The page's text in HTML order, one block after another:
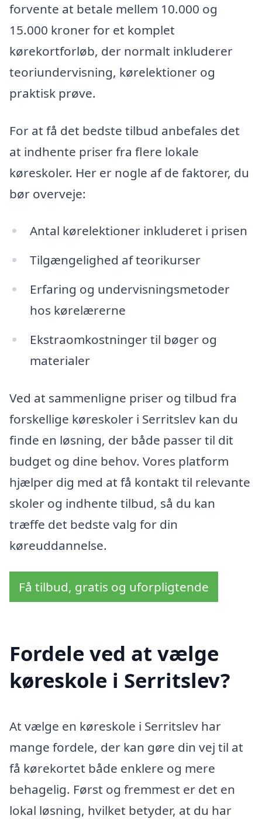
forvente at betale mellem 10.000 og
15.000 kroner for et komplet
kørekortforløb, der normalt inkluderer
teoriundervisning, kørelektioner og
praktisk prøve.
For at få det bedste tilbud anbefales det
at indhente priser fra flere lokale
køreskoler. Her er nogle af de faktorer, du
bør overveje:
Antal kørelektioner inkluderet i prisen
Tilgængelighed af teorikurser
Erfaring og undervisningsmetoder
hos kørelærerne
Ekstraomkostninger til bøger og
materialer
Ved at sammenligne priser og tilbud fra
forskellige køreskoler i Serritslev kan du
finde en løsning, der både passer til dit
budget og dine behov. Vores platform
hjælper dig med at få kontakt til relevante
skoler og indhente tilbud, så du kan
træffe det bedste valg for din
køreuddannelse.
Få tilbud, gratis og uforpligtende
Fordele ved at vælge
køreskole i Serritslev?
At vælge en køreskole i Serritslev har
mange fordele, der kan gøre din vej til at
få kørekortet både enklere og mere
behagelig. Først og fremmest er det en
lokal løsning, hvilket betyder, at du har